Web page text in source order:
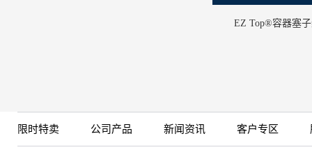
EZ Top®容器塞
限时特卖 公司产品 新闻资讯 客户专区